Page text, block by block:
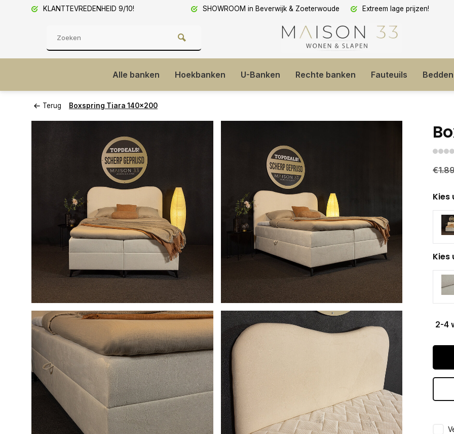
KLANTTEVREDENHEID 9/10! SHOWROOM in Beverwijk & Zoeterwoude Extreem lage prijzen!
Alle banken Hoekbanken U-Banken Rechte banken Fauteuils Bedden
Terug Boxspring Tiara 140x200
Kies
Kies
2-4